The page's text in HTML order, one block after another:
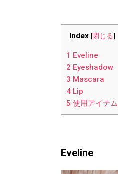
Index [閉じる]
1 Eveline
2 Eyeshadow
3 Mascara
4 Lip
5 使用アイテム
Eveline